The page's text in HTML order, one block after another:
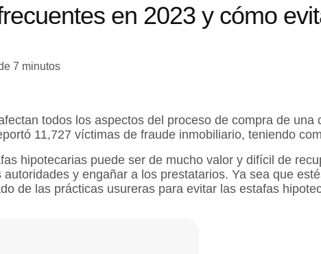
en 2023 y cómo
7 minutos
todos los aspectos del proceso de compra de
11,727 víctimas de fraude inmobiliario, teniendo
hipotecarias puede ser de mucho valor y difícil de
y engañar a los prestatarios. Ya sea que
de las prácticas usureras para evitar las estafas